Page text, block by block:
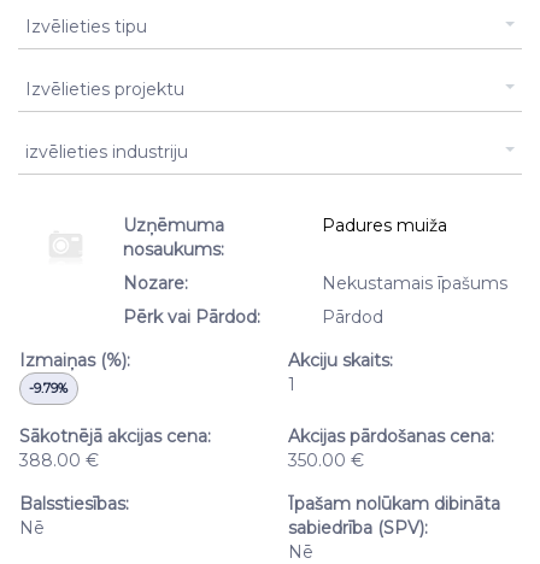
Sludinājuma tips
Izvēlieties tipu
Projekts
Izvēlieties projektu
Business Type Id
izvēlieties industriju
Uzņēmuma
nosaukums:
Padures muiža
Nozare:
Nekustamais īpašums
Pērk vai Pārdod:
Pārdod
Izmaiņas (%):
-9.79%
Akciju skaits:
1
Sākotnējā akcijas cena:
388.00 €
Akcijas pārdošanas cena:
350.00 €
Balsstiesības:
Nē
Īpašam nolūkam dibināta
sabiedrība (SPV):
Nē